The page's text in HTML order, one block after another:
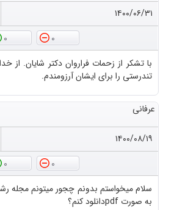
۱۴۰۰/۰۶/۳۱
0
0
با تشکر از زحمات فراروان دکتر شایان. از
تندرستی را برای ایشان آرزومندم.
عرفانی
۱۴۰۰/۰۸/۱۹
0
0
به صورت pdfدانلود کنم؟